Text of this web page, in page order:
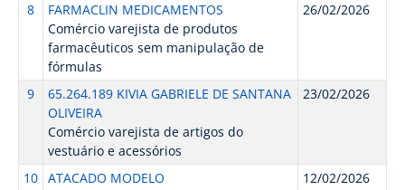
8
FARMACLIN MEDICAMENTOS
Comércio varejista de produtos
farmacêuticos sem manipulação de
fórmulas
26/02/2026
9
65.264.189 KIVIA GABRIELE DE SANTANA
OLIVEIRA
Comércio varejista de artigos do
vestuário e acessórios
23/02/2026
10 ATACADO MODELO
12/02/2026